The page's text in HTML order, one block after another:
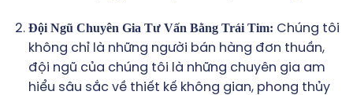
Đội Ngũ Chuyên Gia Tư Vấn Bằng Trái Tim: Chúng tôi
không chỉ là những người bán hàng đơn thuần,
đội ngũ của chúng tôi là những chuyên gia am
hiểu sâu sắc về thiết kế không gian, phong thủy